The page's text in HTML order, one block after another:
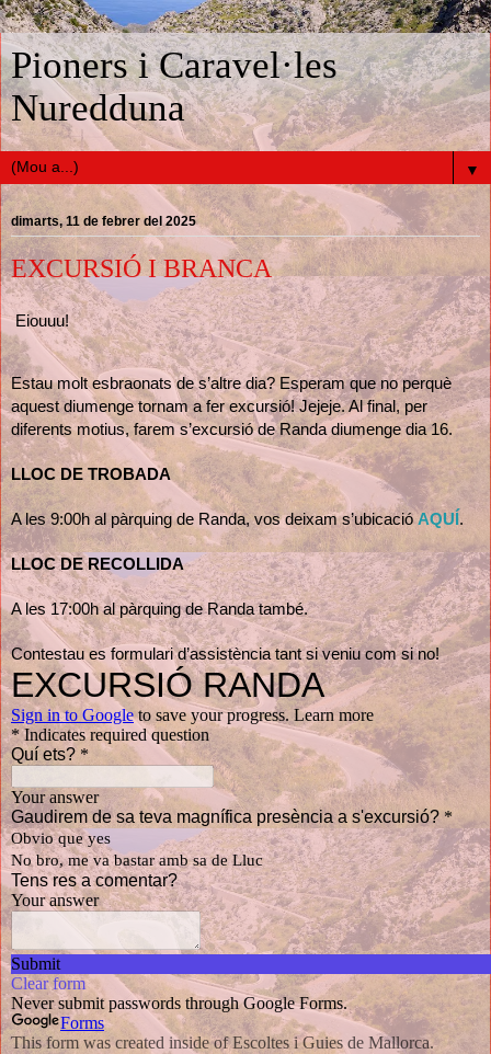
Pioners i Caravel·les
Nuredduna
▼
dimarts, 11 de febrer del 2025
EXCURSIÓ I BRANCA
Eiouuu!
Estau molt esbraonats de s’altre dia? Esperam que no perquè
aquest diumenge tornam a fer excursió! Jejeje. Al final, per
diferents motius, farem s’excursió de Randa diumenge dia 16.
LLOC DE TROBADA
A les 9:00h al pàrquing de Randa, vos deixam s’ubicacióAQUÍ .
LLOC DE RECOLLIDA
A les 17:00h al pàrquing de Randa també.
Contestau es formulari d’assistència tant si veniu com si no!